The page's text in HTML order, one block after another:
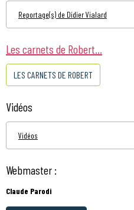
Reportage(s) de Didier Vialard
Les carnets de Robert...
LES CARNETS DE ROBERT
Vidéos
Vidéos
Webmaster :
Claude Parodi